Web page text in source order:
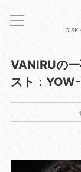
DISK
VANIRUの
スト：YOW-